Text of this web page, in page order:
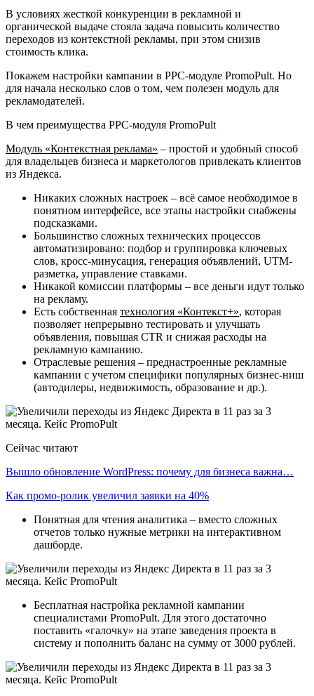
В условиях жесткой конкуренции в рекламной и
органической выдаче стояла задача повысить количество
переходов из контекстной рекламы, при этом снизив
стоимость клика.
Покажем настройки кампании в PPC-модуле PromoPult. Но
для начала несколько слов о том, чем полезен модуль для
рекламодателей.
В чем преимущества PPC-модуля PromoPult
Модуль «Контекстная реклама» – простой и удобный способ
для владельцев бизнеса и маркетологов привлекать клиентов
из Яндекса.
Никаких сложных настроек – всё самое необходимое в
понятном интерфейсе, все этапы настройки снабжены
подсказками.
Большинство сложных технических процессов
автоматизировано: подбор и группировка ключевых
слов, кросс-минусация, генерация объявлений, UTM-
разметка, управление ставками.
Никакой комиссии платформы – все деньги идут только
на рекламу.
Есть собственная технология «Контекст+», которая
позволяет непрерывно тестировать и улучшать
объявления, повышая CTR и снижая расходы на
рекламную кампанию.
Отраслевые решения – преднастроенные рекламные
кампании с учетом специфики популярных бизнес-ниш
(автодилеры, недвижимость, образование и др.).
Сейчас читают
Вышло обновление WordPress: почему для бизнеса важна…
Как промо-ролик увеличил заявки на 40%
Понятная для чтения аналитика – вместо сложных
отчетов только нужные метрики на интерактивном
дашборде.
Бесплатная настройка рекламной кампании
специалистами PromoPult. Для этого достаточно
поставить «галочку» на этапе заведения проекта в
систему и пополнить баланс на сумму от 3000 рублей.